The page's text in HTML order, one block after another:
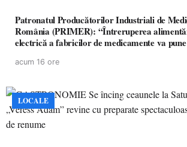
Patronatul Producătorilor Industriali de
România (PRIMER): “Întreruperea
electrică a fabricilor de medicamente va
acum 16 ore
LOCALE